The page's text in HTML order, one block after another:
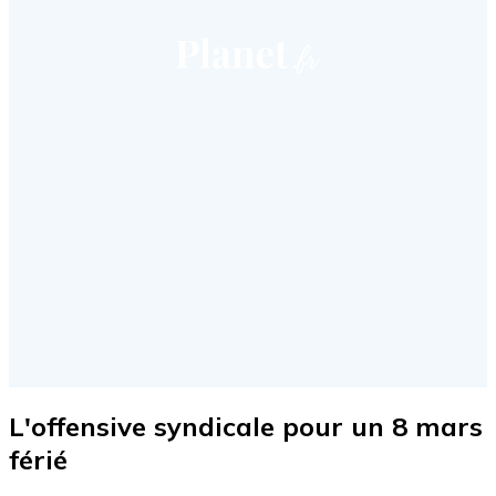
L'offensive syndicale pour un 8 mars
férié